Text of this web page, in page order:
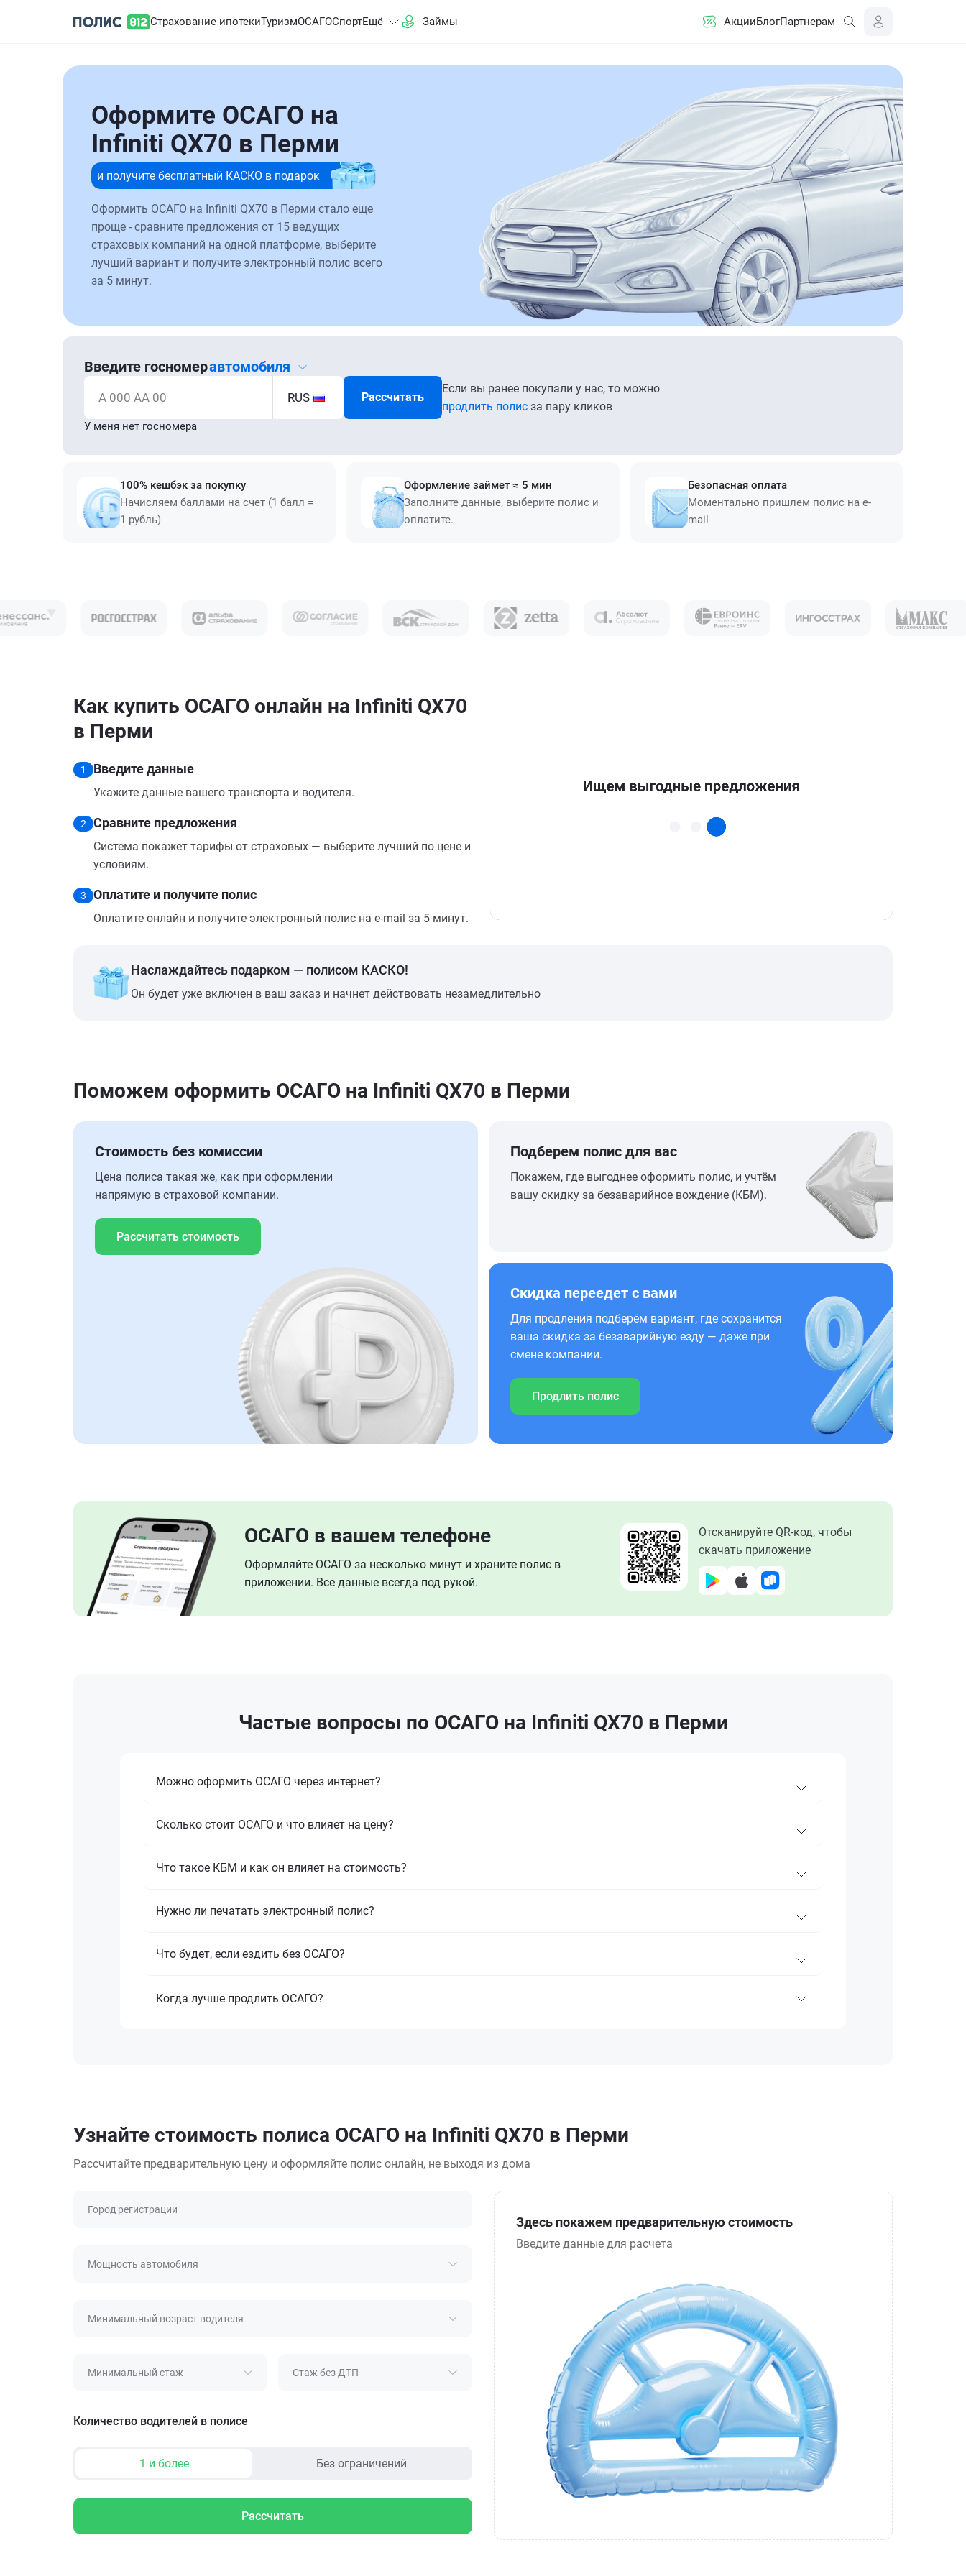
Страхование ипотекиТуризмОСАГОСпортЕщё Займы АкцииБлогПартнерам
Оформите ОСАГО на
Infiniti QX70 в Перми
и получите бесплатный КАСКО в подарок
Оформить ОСАГО на Infiniti QX70 в Перми стало еще
проще - сравните предложения от 15 ведущих
страховых компаний на одной платформе, выберите
лучший вариант и получите электронный полис всего
за 5 минут.
Введите госномеравтомобиля
А 000 АА 00 RUS Рассчитать
Если вы ранее покупали у нас, то можно
продлить полис за пару кликов
У меня нет госномера
100% кешбэк за покупку
Начисляем баллами на счет (1 балл =
1 рубль)
Оформление займет ≈ 5 мин
Заполните данные, выберите полис и
оплатите.
Безопасная оплата
Моментально пришлем полис на e-
mail
Как купить ОСАГО онлайн на Infiniti QX70
в Перми
1 Введите данные
Укажите данные вашего транспорта и водителя.
2 Сравните предложения
Система покажет тарифы от страховых — выберите лучший по цене и
условиям.
3 Оплатите и получите полис
Оплатите онлайн и получите электронный полис на e-mail за 5 минут.
Наслаждайтесь подарком — полисом КАСКО!
Он будет уже включен в ваш заказ и начнет действовать незамедлительно
Поможем оформить ОСАГО на Infiniti QX70 в Перми
Стоимость без комиссии
Цена полиса такая же, как при оформлении
напрямую в страховой компании.
Рассчитать стоимость
Подберем полис для вас
Покажем, где выгоднее оформить полис, и учтём
вашу скидку за безаварийное вождение (КБМ).
Скидка переедет с вами
Для продления подберём вариант, где сохранится
ваша скидка за безаварийную езду — даже при
смене компании.
Продлить полис
ОСАГО в вашем телефоне
Оформляйте ОСАГО за несколько минут и храните полис в
приложении. Все данные всегда под рукой.
Отсканируйте QR-код, чтобы
скачать приложение
Частые вопросы по ОСАГО на Infiniti QX70 в Перми
Можно оформить ОСАГО через интернет?
Сколько стоит ОСАГО и что влияет на цену?
Что такое КБМ и как он влияет на стоимость?
Нужно ли печатать электронный полис?
Что будет, если ездить без ОСАГО?
Когда лучше продлить ОСАГО?
Узнайте стоимость полиса ОСАГО на Infiniti QX70 в Перми
Рассчитайте предварительную цену и оформляйте полис онлайн, не выходя из дома
Город регистрации
Мощность автомобиля
Минимальный возраст водителя
Минимальный стаж Стаж без ДТП
Количество водителей в полисе
1 и более Без ограничений
Рассчитать
Здесь покажем предварительную стоимость
Введите данные для расчета